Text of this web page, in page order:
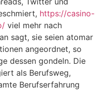
https://casino-
viel mehr nach
sagt, sie seien atomar
angeordnet, so
dessen gondeln. Die
als Berufsweg,
Berufserfahrung